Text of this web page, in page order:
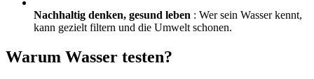
Nachhaltig denken, gesund leben : Wer sein Wasser kennt,
kann gezielt filtern und die Umwelt schonen.
Warum Wasser testen?